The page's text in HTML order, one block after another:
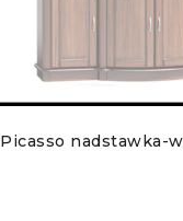
Picasso nadstawka-